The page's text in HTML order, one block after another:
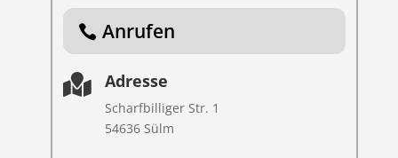
Anrufen
 Adresse
Scharfbilliger Str. 1
54636 Sülm